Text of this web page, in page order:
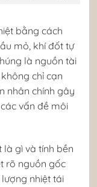
bằng cách
mỏ, khí đốt tự
là nguồn tài
chỉ cạn
nhân chính gây
vấn đề môi
là gì và tính bền
rõ nguồn gốc
nhiệt tái